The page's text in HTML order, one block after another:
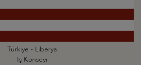
Türkiye - Liberya
İş Konseyi